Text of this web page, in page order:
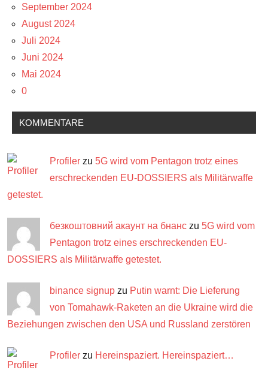
September 2024
August 2024
Juli 2024
Juni 2024
Mai 2024
0
KOMMENTARE
Profiler zu 5G wird vom Pentagon trotz eines
erschreckenden EU-DOSSIERS als Militärwaffe
getestet.
безкоштовний акаунт на бнанс zu 5G wird vom
Pentagon trotz eines erschreckenden EU-
DOSSIERS als Militärwaffe getestet.
binance signup zu Putin warnt: Die Lieferung
von Tomahawk-Raketen an die Ukraine wird die
Beziehungen zwischen den USA und Russland zerstören
Profiler zu Hereinspaziert. Hereinspaziert…